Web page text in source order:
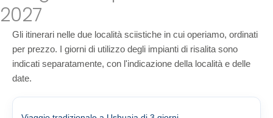
2027
Gli itinerari nelle due località sciistiche in cui operiamo, ordinati
per prezzo. I giorni di utilizzo degli impianti di risalita sono
indicati separatamente, con l'indicazione della località e delle
date.